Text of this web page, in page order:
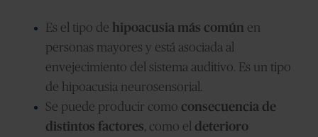
Es el tipo de hipoacusia más común en
personas mayores y está asociada al
envejecimiento del sistema auditivo. Es un tipo
de hipoacusia neurosensorial.
Se puede producir como consecuencia de
distintos factores, como el deterioro